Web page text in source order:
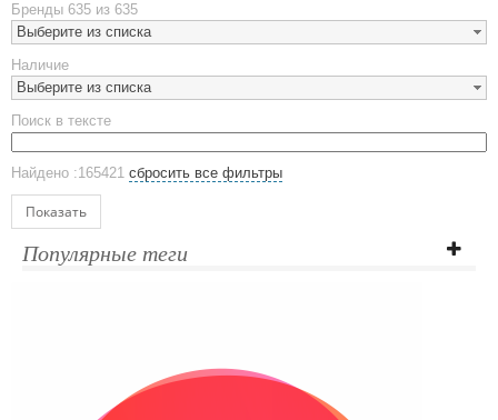
Наборы посуды
Предметы сервировки
Стаканы
Эко кружки
ЕВРОПОСУДА
Аксессуары
Ежедневники и блокноты
Датированные ежедневники
Планинги недатированные
Телефонные книжки
Бренды 635 из 635
Выберите из списка
Наличие
Выберите из списка
Поиск в тексте
Найдено :165421 сбросить все фильтры
Показать
Популярные теги